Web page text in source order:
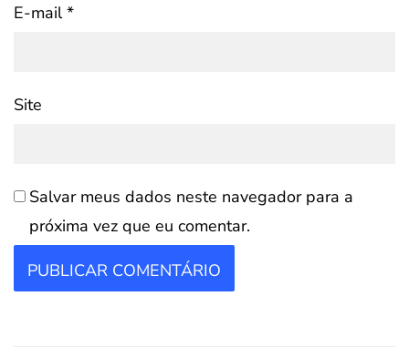
E-mail*
Site
Salvar meus dados neste navegador para a
próxima vez que eu comentar.